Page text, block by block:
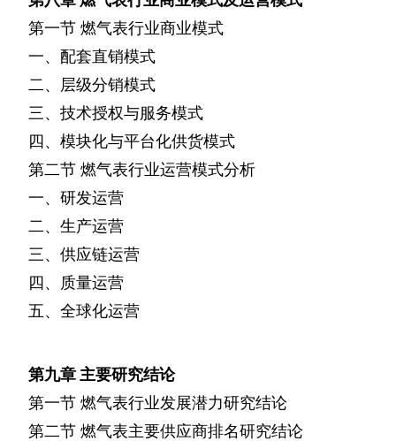
第一节 燃气表行业商业模式
一、配套直销模式
二、层级分销模式
三、技术授权与服务模式
四、模块化与平台化供货模式
第二节 燃气表行业运营模式分析
一、研发运营
二、生产运营
三、供应链运营
四、质量运营
五、全球化运营
第九章 主要研究结论
第一节 燃气表行业发展潜力研究结论
第二节 燃气表主要供应商排名研究结论